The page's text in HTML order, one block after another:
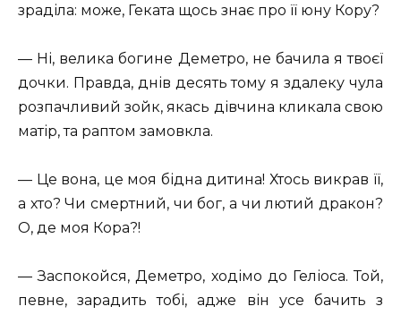
зраділа: може, Геката щось знає про її юну Кору?
— Ні, велика богине Деметро, не бачила я твоєї
дочки. Правда, днів десять тому я здалеку чула
розпачливий зойк, якась дівчина кликала свою
матір, та раптом замовкла.
— Це вона, це моя бідна дитина! Хтось викрав її,
а хто? Чи смертний, чи бог, а чи лютий дракон?
О, де моя Кора?!
— Заспокойся, Деметро, ходімо до Геліоса. Той,
певне, зарадить тобі, адже він усе бачить з